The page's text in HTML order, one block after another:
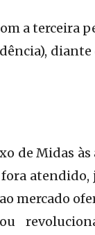
a terceira
de Midas
mercado